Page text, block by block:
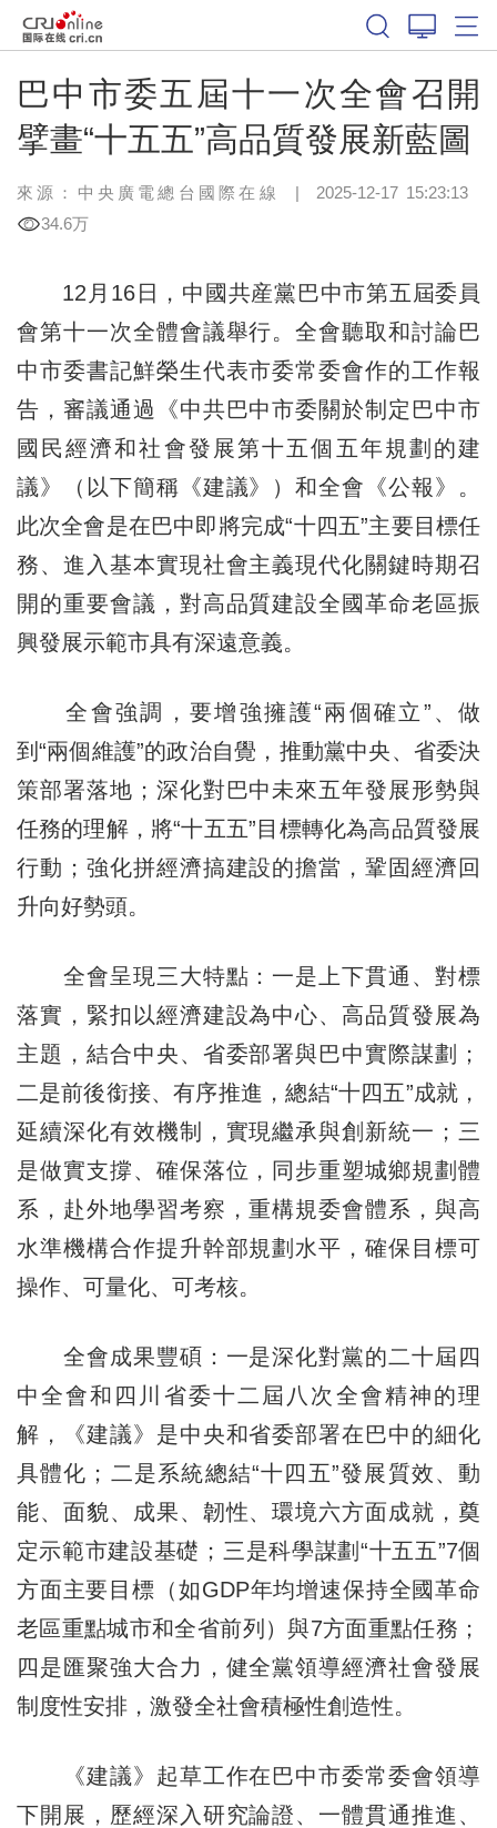
巴中市委五屆十一次全會召開
擘畫“十五五”高品質發展新藍圖​
來源：中央廣電總台國際在線 | 2025-12-17 15:23:13
34.6万
12月16日，中國共産黨巴中市第五屆委員
會第十一次全體會議舉行。全會聽取和討論巴
中市委書記鮮榮生代表市委常委會作的工作報
告，審議通過《中共巴中市委關於制定巴中市
國民經濟和社會發展第十五個五年規劃的建
議》（以下簡稱《建議》）和全會《公報》。
此次全會是在巴中即將完成“十四五”主要目標任
務、進入基本實現社會主義現代化關鍵時期召
開的重要會議，對高品質建設全國革命老區振
興發展示範市具有深遠意義。
全會強調，要增強擁護“兩個確立”、做
到“兩個維護”的政治自覺，推動黨中央、省委決
策部署落地；深化對巴中未來五年發展形勢與
任務的理解，將“十五五”目標轉化為高品質發展
行動；強化拼經濟搞建設的擔當，鞏固經濟回
升向好勢頭。
全會呈現三大特點：一是上下貫通、對標
落實，緊扣以經濟建設為中心、高品質發展為
主題，結合中央、省委部署與巴中實際謀劃；
二是前後銜接、有序推進，總結“十四五”成就，
延續深化有效機制，實現繼承與創新統一；三
是做實支撐、確保落位，同步重塑城鄉規劃體
系，赴外地學習考察，重構規委會體系，與高
水準機構合作提升幹部規劃水平，確保目標可
操作、可量化、可考核。
全會成果豐碩：一是深化對黨的二十屆四
中全會和四川省委十二屆八次全會精神的理
解，《建議》是中央和省委部署在巴中的細化
具體化；二是系統總結“十四五”發展質效、動
能、面貌、成果、韌性、環境六方面成就，奠
定示範市建設基礎；三是科學謀劃“十五五”7個
方面主要目標（如GDP年均增速保持全國革命
老區重點城市和全省前列）與7方面重點任務；
四是匯聚強大合力，健全黨領導經濟社會發展
制度性安排，激發全社會積極性創造性。
《建議》起草工作在巴中市委常委會領導
下開展，歷經深入研究論證、一體貫通推進、